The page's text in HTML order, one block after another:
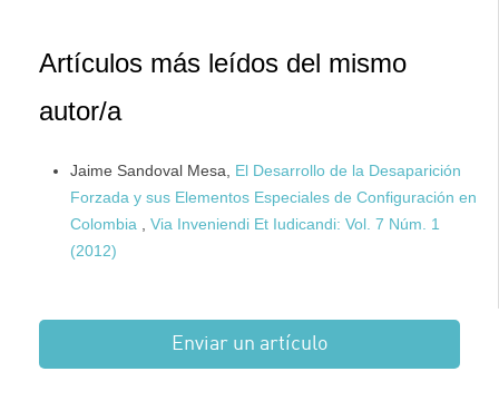
Artículos más leídos del mismo
autor/a
Jaime Sandoval Mesa, El Desarrollo de la Desaparición
Forzada y sus Elementos Especiales de Configuración en
Colombia
Via Inveniendi Et Iudicandi: Vol. 7 Núm. 1
(2012)
Enviar un artículo